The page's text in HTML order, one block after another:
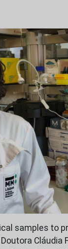
samples to
Cláudia